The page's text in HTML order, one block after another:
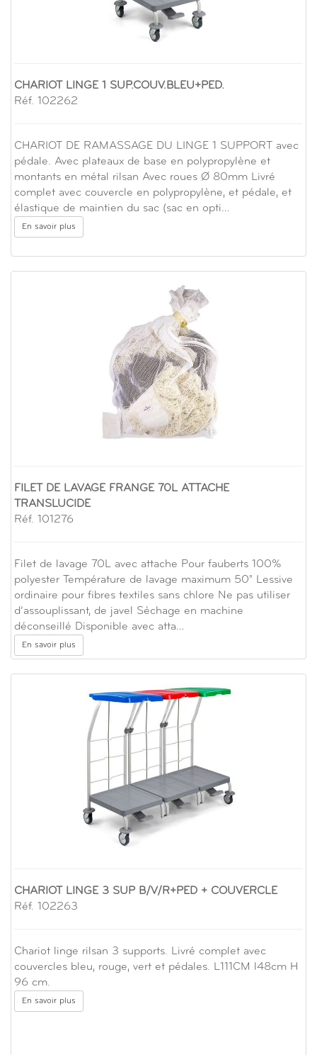
CHARIOT LINGE 1 SUP.COUV.BLEU+PED.
Réf. 102262
CHARIOT DE RAMASSAGE DU LINGE 1 SUPPORT avec
pédale. Avec plateaux de base en polypropylène et
montants en métal rilsan Avec roues Ø 80mm Livré
complet avec couvercle en polypropylène, et pédale, et
élastique de maintien du sac (sac en opti…
En savoir plus
FILET DE LAVAGE FRANGE 70L ATTACHE
TRANSLUCIDE
Réf. 101276
Filet de lavage 70L avec attache Pour fauberts 100%
polyester Température de lavage maximum 50° Lessive
ordinaire pour fibres textiles sans chlore Ne pas utiliser
d’assouplissant, de javel Séchage en machine
déconseillé Disponible avec atta…
En savoir plus
CHARIOT LINGE 3 SUP B/V/R+PED + COUVERCLE
Réf. 102263
Chariot linge rilsan 3 supports. Livré complet avec
couvercles bleu, rouge, vert et pédales. L111CM l48cm H
96 cm.
En savoir plus